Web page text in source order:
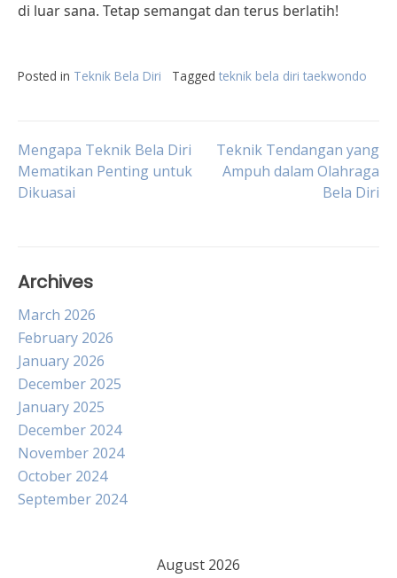
di luar sana. Tetap semangat dan terus berlatih!
Posted in Teknik Bela Diri Tagged teknik bela diri taekwondo
Post
navigation
Mengapa Teknik Bela Diri
Mematikan Penting untuk
Dikuasai
Teknik Tendangan yang
Ampuh dalam Olahraga
Bela Diri
Archives
March 2026
February 2026
January 2026
December 2025
January 2025
December 2024
November 2024
October 2024
September 2024
August 2026